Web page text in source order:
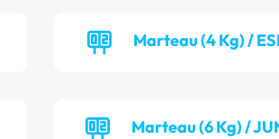
Marteau (4 Kg) /
Marteau (6 Kg) /